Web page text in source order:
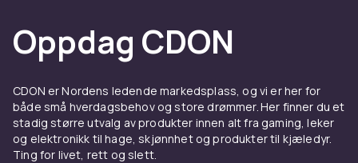
Oppdag CDON
CDON er Nordens ledende markedsplass, og vi er her for
både små hverdagsbehov og store drømmer. Her finner du et
stadig større utvalg av produkter innen alt fra gaming, leker
og elektronikk til hage, skjønnhet og produkter til kjæledyr.
Ting for livet, rett og slett.